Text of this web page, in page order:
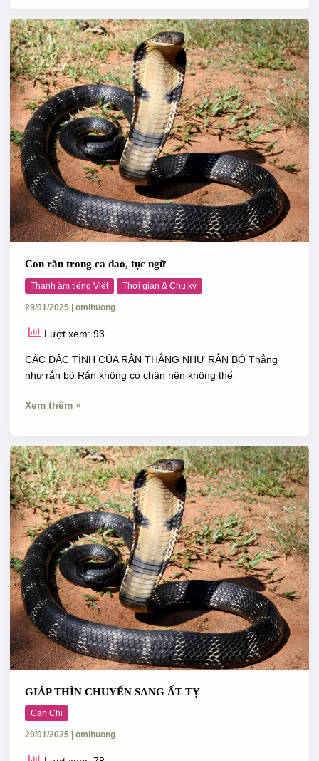
Con rắn trong ca dao, tục ngữ
Thanh âm tiếng Việt Thời gian & Chu kỳ
29/01/2025 | omihuong
Lượt xem: 93
CÁC ĐẶC TÍNH CỦA RẮN THẲNG NHƯ RẮN BÒ Thẳng
như rắn bò Rắn không có chân nên không thể
Con
rắn
trong
ca
dao,
tục
ngữ
Xem thêm »
GIÁP THÌN CHUYỂN SANG ẤT TỴ
Can Chi
29/01/2025 omihuong
GIÁP
THÌN
CHUYỂN
SANG
ẤT
TỴ